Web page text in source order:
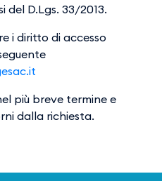
del D.Lgs. 33/2013.
i diritto di accesso
più breve termine e
dalla richiesta.